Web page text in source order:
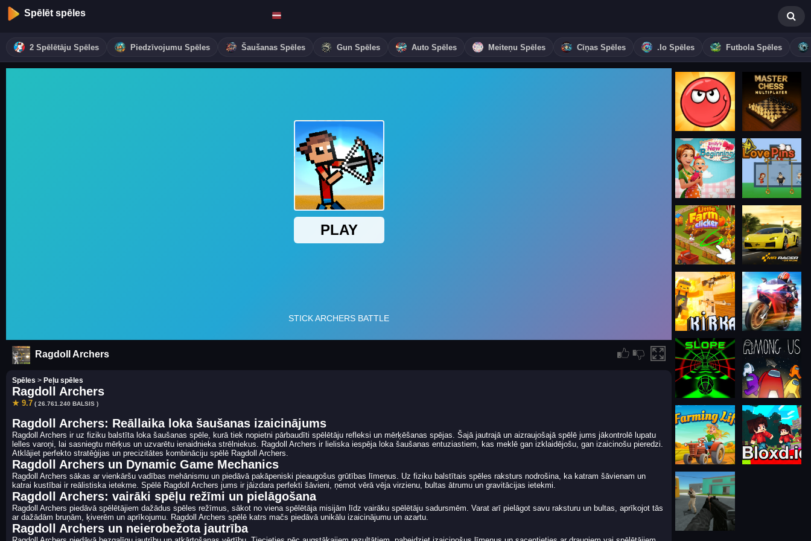
Spēlēt spēles
2 Spēlētāju Spēles Piedzīvojumu Spēles Šaušanas Spēles Gun Spēles Auto Spēles Meiteņu Spēles Cīņas Spēles .io Spēles Futbola Spēles
Ragdoll Archers
Spēles > Peļu spēles
Ragdoll Archers
★ 9.7 ( 26.761.240 BALSIS )
Ragdoll Archers: Reāllaika loka šaušanas izaicinājums
Ragdoll Archers ir uz fiziku balstīta loka šaušanas spēle, kurā tiek nopietni pārbaudīti spēlētāju refleksi un mērķēšanas spējas. Šajā jautrajā un aizraujošajā spēlē jums jākontrolē lupatu
lelles varoņi, lai sasniegtu mērķus un uzvarētu ienaidnieka strēlniekus. Ragdoll Archers ir lieliska iespēja loka šaušanas entuziastiem, kas meklē gan izklaidējošu, gan izaicinošu pieredzi.
Atklājiet perfekto stratēģijas un precizitātes kombināciju spēlē Ragdoll Archers.
Ragdoll Archers un Dynamic Game Mechanics
Ragdoll Archers sākas ar vienkāršu vadības mehānismu un piedāvā pakāpeniski pieaugošus grūtības līmeņus. Uz fiziku balstītais spēles raksturs nodrošina, ka katram šāvienam un
katrai kustībai ir reālistiska ietekme. Spēlē Ragdoll Archers jums ir jāizdara perfekti šāvieni, ņemot vērā vēja virzienu, bultas ātrumu un gravitācijas ietekmi.
Ragdoll Archers: vairāki spēļu režīmi un pielāgošana
Ragdoll Archers piedāvā spēlētājiem dažādus spēles režīmus, sākot no viena spēlētāja misijām līdz vairāku spēlētāju sadursmēm. Varat arī pielāgot savu raksturu un bultas, aprīkojot tās
ar dažādām bruņām, ķiverēm un aprīkojumu. Ragdoll Archers spēlē katrs mačs piedāvā unikālu izaicinājumu un azartu.
Ragdoll Archers un neierobežota jautrība